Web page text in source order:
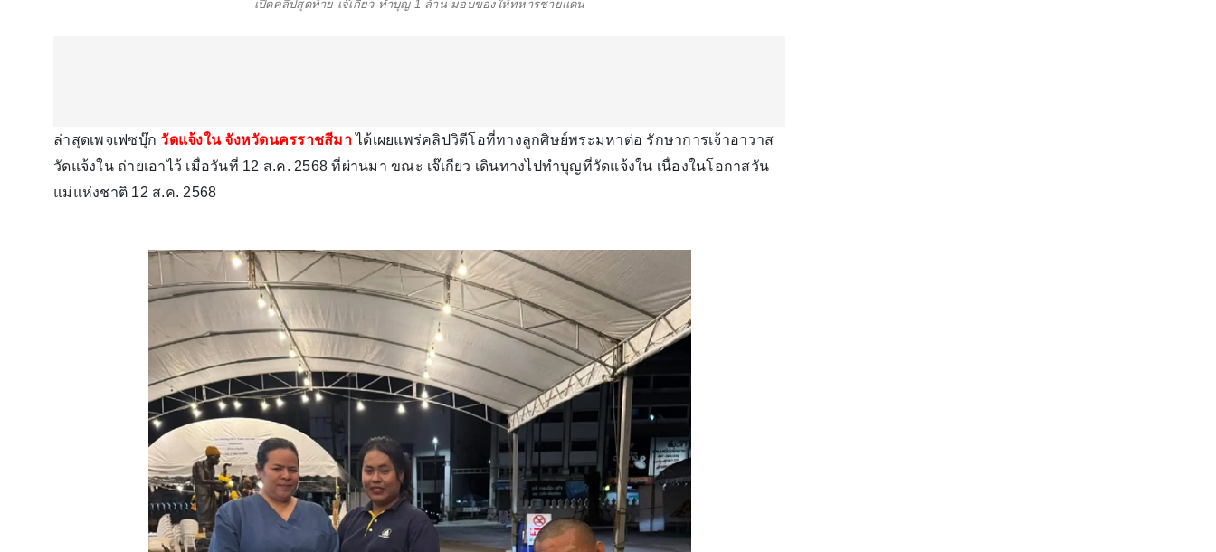
เปิดคลิปสุดท้าย เจ๊เกียว ทำบุญ 1 ล้าน มอบของให้ทหารชายแดน
ล่าสุดเพจเฟซบุ๊กวัดแจ้งใน จังหวัดนครราชสีมาได้เผยแพร่คลิปวิดีโอที่ทางลูกศิษย์พระมหาต่อ รักษาการเจ้าอาวาส
วัดแจ้งใน ถ่ายเอาไว้ เมื่อวันที่ 12 ส.ค. 2568 ที่ผ่านมา ขณะ เจ๊เกียว เดินทางไปทำบุญที่วัดแจ้งใน เนื่องในโอกาสวัน
แม่แห่งชาติ 12 ส.ค. 2568